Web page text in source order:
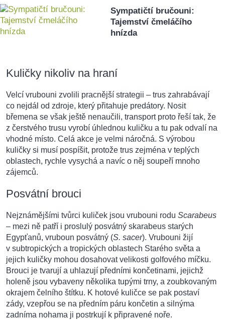
Sympatičtí bručouni:
Tajemství čmeláčího
hnízda
Kuličky nikoliv na hraní
Velcí vrubouni zvolili pracnější strategii – trus zahrabávají
co nejdál od zdroje, který přitahuje predátory. Nosit
břemena se však ještě nenaučili, transport proto řeší tak, že
z čerstvého trusu vyrobí úhlednou kuličku a tu pak odvalí na
vhodné místo. Celá akce je velmi náročná. S výrobou
kuličky si musí pospíšit, protože trus zejména v teplých
oblastech, rychle vysychá a navíc o něj soupeří mnoho
zájemců.
Posvátní brouci
Nejznámějšími tvůrci kuliček jsou vrubouni rodu Scarabeus
– mezi ně patří i proslulý posvátný skarabeus starých
Egypťanů, vruboun posvátný (S. sacer). Vrubouni žijí
v subtropických a tropických oblastech Starého světa a
jejich kuličky mohou dosahovat velikosti golfového míčku.
Brouci je tvarují a uhlazují předními končetinami, jejichž
holeně jsou vybaveny několika tupými trny, a zoubkovaným
okrajem čelního štítku. K hotové kuličce se pak postaví
zády, vzepřou se na předním páru končetin a silnýma
zadníma nohama ji postrkují k připravené noře.